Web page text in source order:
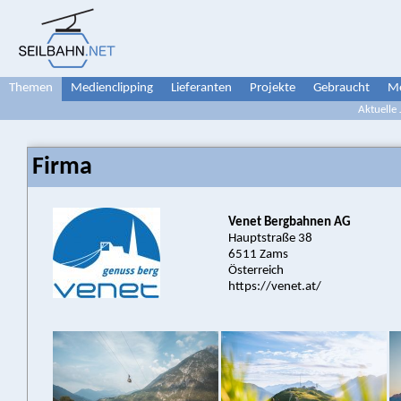
Themen Medienclipping Lieferanten Projekte Gebraucht
Aktuelle
Firma
Venet Bergbahnen AG
Hauptstraße 38
6511 Zams
Österreich
https://venet.at/